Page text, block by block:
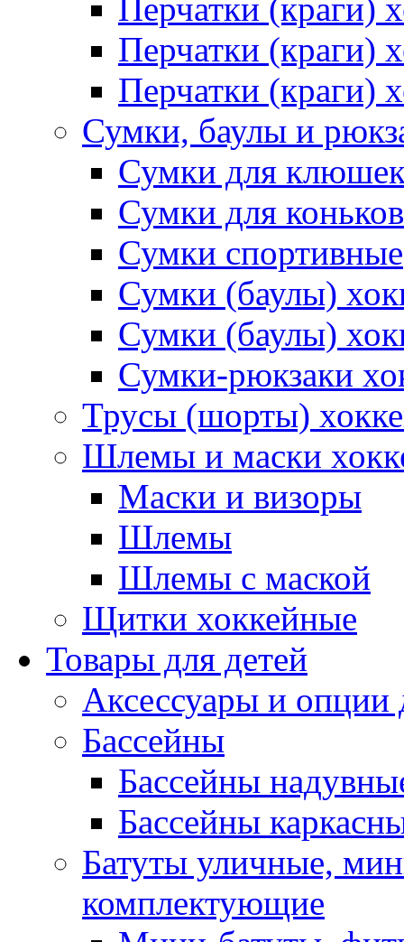
Перчатки (краги)
Перчатки (краги)
Перчатки (краги)
Сумки, баулы и
Сумки для
Сумки для коньков
Сумки спортивные
Сумки (баулы)
Сумки (баулы)
Сумки-рюкзаки
Трусы (шорты)
Шлемы и маски
Маски и визоры
Шлемы
Шлемы с маской
Щитки хоккейные
Товары для детей
Аксессуары и опции
Бассейны
Бассейны
Бассейны
Батуты уличные,
комплектующие